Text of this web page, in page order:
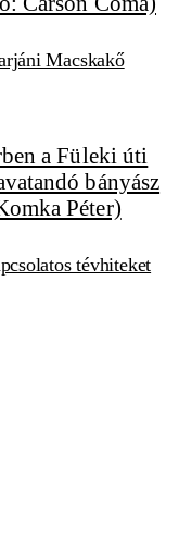
Macskakő
tévhiteket